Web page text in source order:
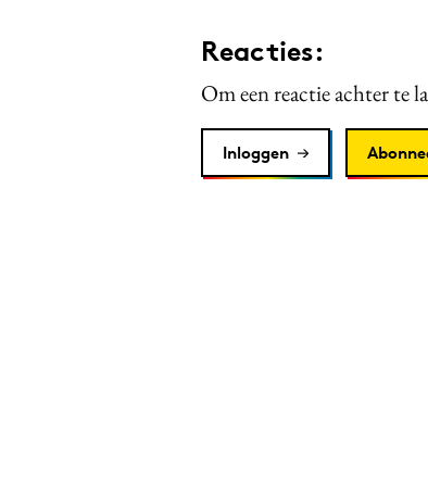
Reacties:
Om een reactie achter te
Inloggen